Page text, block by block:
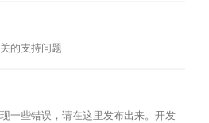
的支持问题
一些错误，请在这里发布出来。开发